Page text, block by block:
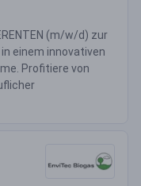
(m/w/d) zur
einem innovativen
Profitiere von